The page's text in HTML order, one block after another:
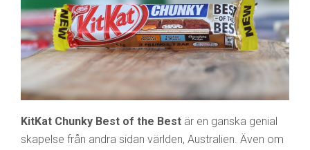
KitKat Chunky Best of the Best är en ganska genial
skapelse från andra sidan världen, Australien. Även om